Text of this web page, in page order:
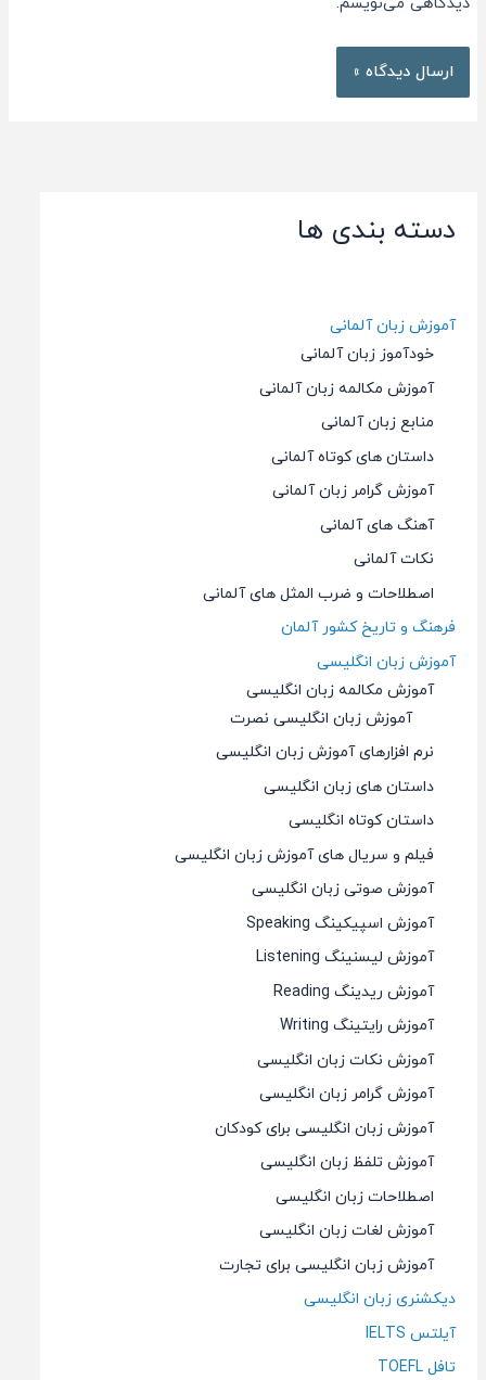
دسته بندی ها
آموزش زبان آلمانی
خودآموز زبان آلمانی
آموزش مکالمه زبان آلمانی
منابع زبان آلمانی
داستان های کوتاه آلمانی
آموزش گرامر زبان آلمانی
آهنگ های آلمانی
نکات آلمانی
اصطلاحات و ضرب المثل های آلمانی
فرهنگ و تاریخ کشور آلمان
آموزش زبان انگلیسی
آموزش مکالمه زبان انگلیسی
آموزش زبان انگلیسی نصرت
نرم افزارهای آموزش زبان انگلیسی
داستان های زبان انگلیسی
داستان کوتاه انگلیسی
فیلم و سریال های آموزش زبان انگلیسی
آموزش صوتی زبان انگلیسی
آموزش اسپیکینگ Speaking
آموزش لیسنینگ Listening
آموزش ریدینگ Reading
آموزش رایتینگ Writing
آموزش نکات زبان انگلیسی
آموزش گرامر زبان انگلیسی
آموزش زبان انگلیسی برای کودکان
آموزش تلفظ زبان انگلیسی
اصطلاحات زبان انگلیسی
آموزش لغات زبان انگلیسی
آموزش زبان انگلیسی برای تجارت
دیکشنری زبان انگلیسی
آیلتس IELTS
تافل TOEFL